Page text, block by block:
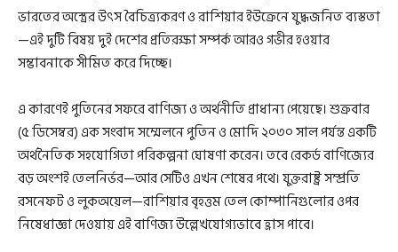
ভারতের অস্ত্রের উৎস বৈচিত্র্যকরণ ও রাশিয়ার ইউক্রেনে যুদ্ধজনিত ব্যস্ততা
—এই দুটি বিষয় দুই দেশের প্রতিরক্ষা সম্পর্ক আরও গভীর হওয়ার
সম্ভাবনাকে সীমিত করে দিচ্ছে।
এ কারণেই পুতিনের সফরে বাণিজ্য ও অর্থনীতি প্রাধান্য পেয়েছে। শুক্রবার
(৫ ডিসেম্বর) এক সংবাদ সম্মেলনে পুতিন ও মোদি ২০৩০ সাল পর্যন্ত একটি
অর্থনৈতিক সহযোগিতা পরিকল্পনা ঘোষণা করেন। তবে রেকর্ড বাণিজ্যের
বড় অংশই তেলনির্ভর—আর সেটিও এখন শেষের পথে। যুক্তরাষ্ট্র সম্প্রতি
রসনেফট ও লুকঅয়েল—রাশিয়ার বৃহত্তম তেল কোম্পানিগুলোর ওপর
নিষেধাজ্ঞা দেওয়ায় এই বাণিজ্য উল্লেখযোগ্যভাবে হ্রাস পাবে।